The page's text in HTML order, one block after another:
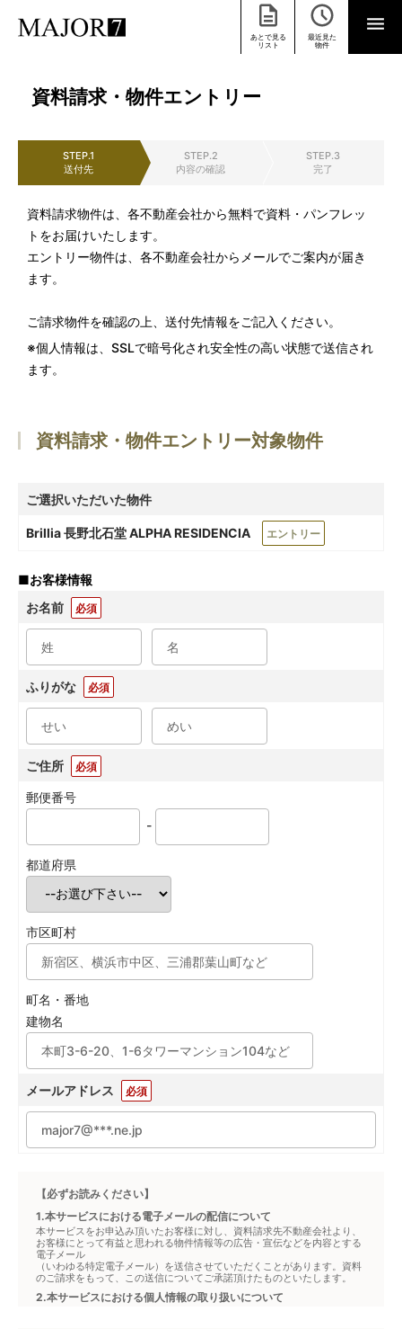
あとで見る
リスト
最近見た
物件
資料請求・物件エントリー
STEP.1
送付先
STEP.2
内容の確認
STEP.3
完了
資料請求物件は、各不動産会社から無料で資料・パンフレッ
トをお届けいたします。
エントリー物件は、各不動産会社からメールでご案内が届き
ます。
ご請求物件を確認の上、送付先情報をご記入ください。
※個人情報は、SSLで暗号化され安全性の高い状態で送信され
ます。
資料請求・物件エントリー対象物件
ご選択いただいた物件
Brillia 長野北石堂 ALPHA RESIDENCIA エントリー
■お客様情報
お名前
必須
ふりがな 必須
ご住所 必須
郵便番号
-
都道府県
市区町村
町名・番地
建物名
メールアドレス 必須
【必ずお読みください】
1.本サービスにおける電子メールの配信について
本サービスをお申込み頂いたお客様に対し、資料請求先不動産会社より、
お客様にとって有益と思われる物件情報等の広告・宣伝などを内容とする
電子メール
（いわゆる特定電子メール）を送信させていただくことがあります。資料
のご請求をもって、この送信についてご承諾頂けたものといたします。
2.本サービスにおける個人情報の取り扱いについて